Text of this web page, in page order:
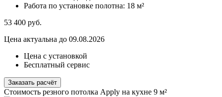
Работа по установке полотна: 18 м²
53 400 руб.
Цена актуальна до 09.08.2026
Цена с установкой
Бесплатный сервис
Заказать расчёт
Стоимость резного потолка Apply на кухне 9 м²